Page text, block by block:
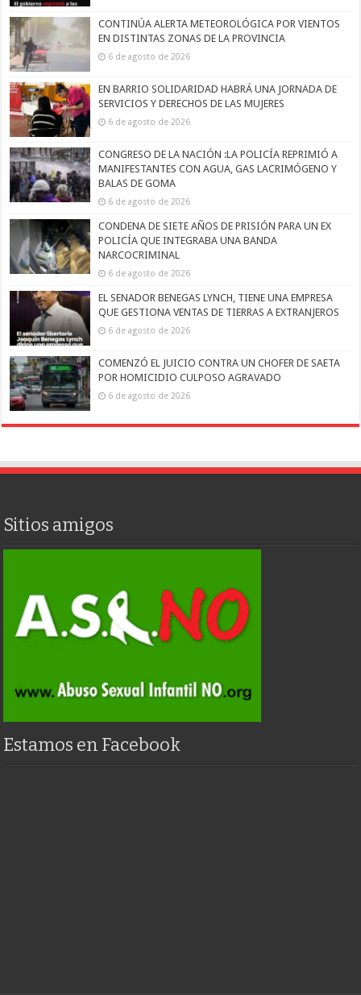
CONTINÚA ALERTA METEOROLÓGICA POR VIENTOS
EN DISTINTAS ZONAS DE LA PROVINCIA
6 de agosto de 2026
EN BARRIO SOLIDARIDAD HABRÁ UNA JORNADA DE
SERVICIOS Y DERECHOS DE LAS MUJERES
6 de agosto de 2026
CONGRESO DE LA NACIÓN :LA POLICÍA REPRIMIÓ A
MANIFESTANTES CON AGUA, GAS LACRIMÓGENO Y
BALAS DE GOMA
6 de agosto de 2026
CONDENA DE SIETE AÑOS DE PRISIÓN PARA UN EX
POLICÍA QUE INTEGRABA UNA BANDA
NARCOCRIMINAL
6 de agosto de 2026
EL SENADOR BENEGAS LYNCH, TIENE UNA EMPRESA
QUE GESTIONA VENTAS DE TIERRAS A EXTRANJEROS
6 de agosto de 2026
COMENZÓ EL JUICIO CONTRA UN CHOFER DE SAETA
POR HOMICIDIO CULPOSO AGRAVADO
6 de agosto de 2026
Sitios amigos
Estamos en Facebook